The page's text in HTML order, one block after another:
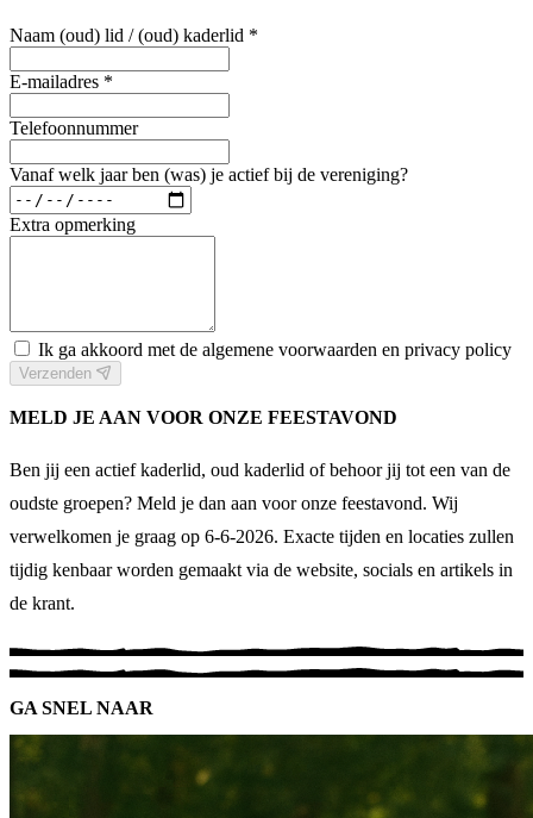
Naam (oud) lid / (oud) kaderlid *
E-mailadres *
Telefoonnummer
Vanaf welk jaar ben (was) je actief bij de vereniging?
Extra opmerking
Ik ga akkoord met de algemene voorwaarden en privacy policy
Verzenden
MELD JE AAN VOOR ONZE FEESTAVOND
Ben jij een actief kaderlid, oud kaderlid of behoor jij tot een van de
oudste groepen? Meld je dan aan voor onze feestavond. Wij
verwelkomen je graag op 6-6-2026. Exacte tijden en locaties zullen
tijdig kenbaar worden gemaakt via de website, socials en artikels in
de krant.
GA SNEL NAAR